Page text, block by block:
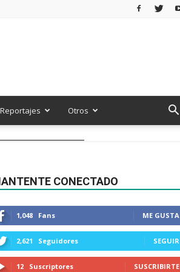
Reportajes Otros
CONECTADO
1,048 Fans ME GUSTA
2,621 Seguidores SEGUIR
12 Suscriptores SUSCRIBIRTE